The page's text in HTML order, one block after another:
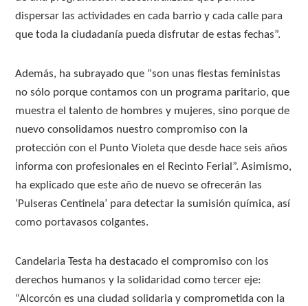
dispersar las actividades en cada barrio y cada calle para
que toda la ciudadanía pueda disfrutar de estas fechas”.
Además, ha subrayado que “son unas fiestas feministas
no sólo porque contamos con un programa paritario, que
muestra el talento de hombres y mujeres, sino porque de
nuevo consolidamos nuestro compromiso con la
protección con el Punto Violeta que desde hace seis años
informa con profesionales en el Recinto Ferial”. Asimismo,
ha explicado que este año de nuevo se ofrecerán las
‘Pulseras Centinela’ para detectar la sumisión química, así
como portavasos colgantes.
Candelaria Testa ha destacado el compromiso con los
derechos humanos y la solidaridad como tercer eje:
“Alcorcón es una ciudad solidaria y comprometida con la